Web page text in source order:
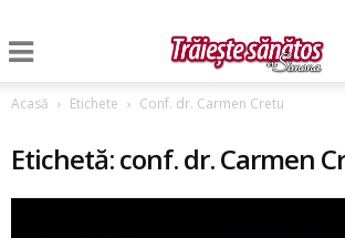
Acasă Etichete Conf. dr. Carmen Cretu
Etichetă: conf. dr. Carmen